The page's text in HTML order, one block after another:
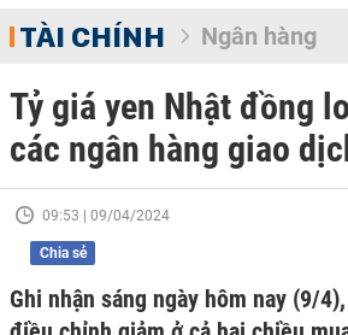
TÀI CHÍNH Ngân hàng
Tỷ giá yen Nhật đồng
các ngân hàng giao
09:53 | 09/04/2024
Chia sẻ
Ghi nhận sáng ngày hôm nay (9/